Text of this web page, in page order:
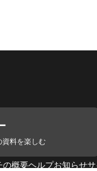
資料を楽しむ
の概要ヘルプお知らせ